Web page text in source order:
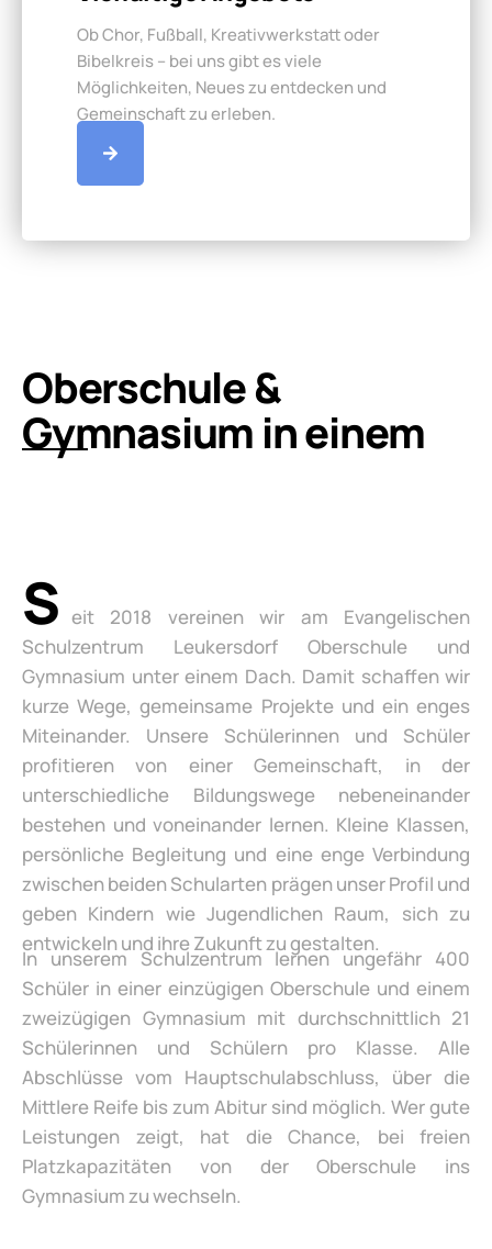
Ob Chor, Fußball, Kreativwerkstatt oder
Bibelkreis – bei uns gibt es viele
Möglichkeiten, Neues zu entdecken und
Gemeinschaft zu erleben.
Oberschule &
Gymnasium in einem
S eit 2018 vereinen wir am Evangelischen
Schulzentrum Leukersdorf Oberschule und
Gymnasium unter einem Dach. Damit schaffen wir
kurze Wege, gemeinsame Projekte und ein enges
Miteinander. Unsere Schülerinnen und Schüler
profitieren von einer Gemeinschaft, in der
unterschiedliche Bildungswege nebeneinander
bestehen und voneinander lernen. Kleine Klassen,
persönliche Begleitung und eine enge Verbindung
zwischen beiden Schularten prägen unser Profil und
geben Kindern wie Jugendlichen Raum, sich zu
entwickeln und ihre Zukunft zu gestalten.
In unserem Schulzentrum lernen ungefähr 400
Schüler in einer einzügigen Oberschule und einem
zweizügigen Gymnasium mit durchschnittlich 21
Schülerinnen und Schülern pro Klasse. Alle
Abschlüsse vom Hauptschulabschluss, über die
Mittlere Reife bis zum Abitur sind möglich. Wer gute
Leistungen zeigt, hat die Chance, bei freien
Platzkapazitäten von der Oberschule ins
Gymnasium zu wechseln.